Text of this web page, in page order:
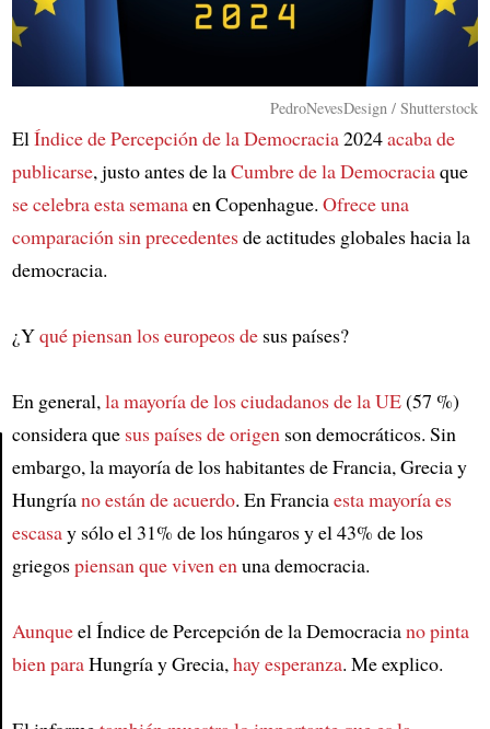
Article
PedroNevesDesign / Shutterstock
ElÍndice de Percepción de la Democracia2024acaba de
publicarse, justo antes de laCumbre de la Democraciaque
se celebra esta semanaen Copenhague. Ofrece una
comparación sin precedentesde actitudes globales hacia la
democracia.
¿Yqué piensan los europeos desus países?
En general,la mayoría de los ciudadanos de la UE(57 %)
considera que sus países de origenson democráticos. Sin
embargo, la mayoría de los habitantes de Francia, Grecia y
Hungríano están de acuerdo. En Franciaesta mayoría es
escasay sólo el 31% de los húngaros y el 43% de los
griegospiensan que viven enuna democracia.
Aunqueel Índice de Percepción de la Democraciano pinta
bien paraHungría y Grecia,hay esperanza. Me explico.